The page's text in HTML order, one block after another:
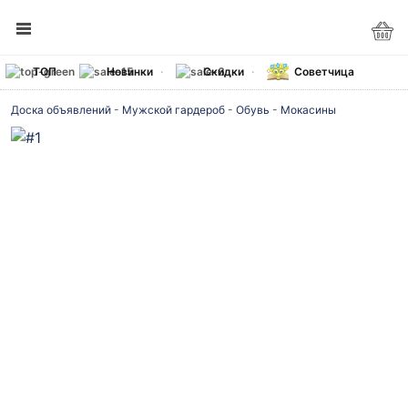
ТОП Новинки Скидки Советчица
Доска объявлений - Мужской гардероб - Обувь - Мокасины